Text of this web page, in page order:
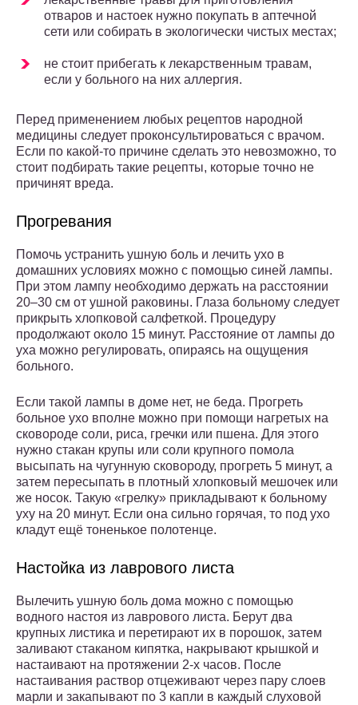
отваров и настоек нужно покупать в аптечной
сети или собирать в экологически чистых местах;
не стоит прибегать к лекарственным травам,
если у больного на них аллергия.
Перед применением любых рецептов народной
медицины следует проконсультироваться с врачом.
Если по какой-то причине сделать это невозможно, то
стоит подбирать такие рецепты, которые точно не
причинят вреда.
Прогревания
Помочь устранить ушную боль и лечить ухо в
домашних условиях можно с помощью синей лампы.
При этом лампу необходимо держать на расстоянии
20–30 см от ушной раковины. Глаза больному следует
прикрыть хлопковой салфеткой. Процедуру
продолжают около 15 минут. Расстояние от лампы до
уха можно регулировать, опираясь на ощущения
больного.
Если такой лампы в доме нет, не беда. Прогреть
больное ухо вполне можно при помощи нагретых на
сковороде соли, риса, гречки или пшена. Для этого
нужно стакан крупы или соли крупного помола
высыпать на чугунную сковороду, прогреть 5 минут, а
затем пересыпать в плотный хлопковый мешочек или
же носок. Такую «грелку» прикладывают к больному
уху на 20 минут. Если она сильно горячая, то под ухо
кладут ещё тоненькое полотенце.
Настойка из лаврового листа
Вылечить ушную боль дома можно с помощью
водного настоя из лаврового листа. Берут два
крупных листика и перетирают их в порошок, затем
заливают стаканом кипятка, накрывают крышкой и
настаивают на протяжении 2-х часов. После
настаивания раствор отцеживают через пару слоев
марли и закапывают по 3 капли в каждый слуховой